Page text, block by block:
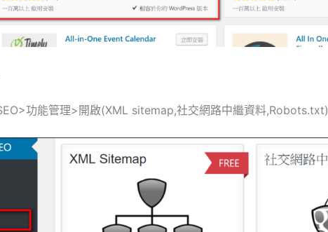
功能管理>開啟(XML sitemap,社交網路中繼資料,Robots.txt)